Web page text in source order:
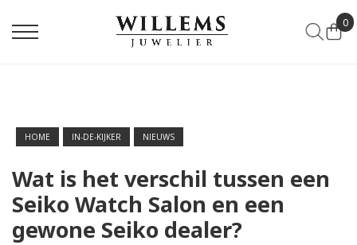
0
HOME IN-DE-KIJKER NIEUWS
Wat is het verschil tussen een
Seiko Watch Salon en een
gewone Seiko dealer?